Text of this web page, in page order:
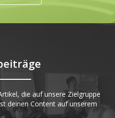
die auf unsere Zielgruppe
deinen Content auf unserem